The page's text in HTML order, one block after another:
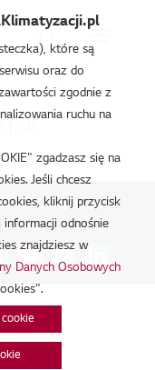
osobowych.|
które są
oraz do
zgodnie z
ruchu na
zgadzasz się na
Jeśli chcesz
kliknij przycisk
informacji odnośnie
znajdziesz w
Danych Osobowych